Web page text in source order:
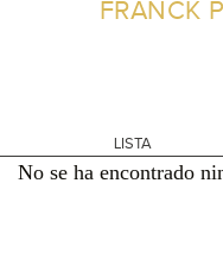
FILTROS
FRANCK
LISTA
No se ha encontrado